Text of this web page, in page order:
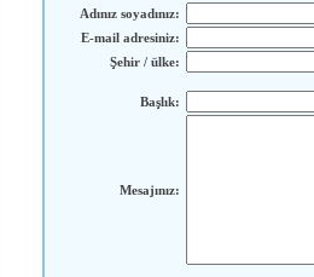
Adınız soyadınız:
E-mail adresiniz:
Şehir / ülke:
Başlık:
Mesajınız: